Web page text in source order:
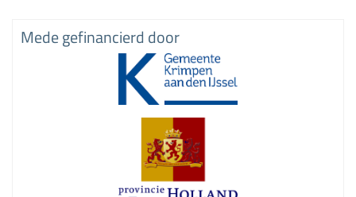
Mede gefinancierd door